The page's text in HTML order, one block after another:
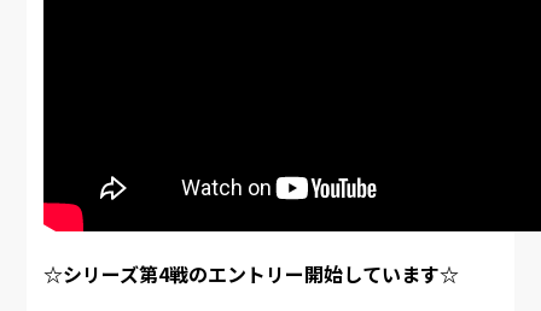
☆シリーズ第4戦のエントリー開始しています☆